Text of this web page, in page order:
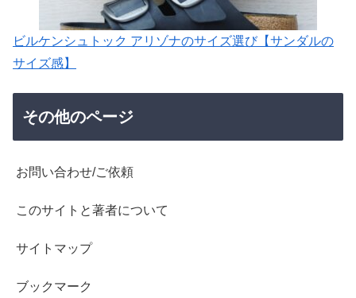
ビルケンシュトック アリゾナのサイズ選び【サンダルの
サイズ感】
その他のページ
お問い合わせ/ご依頼
このサイトと著者について
サイトマップ
ブックマーク